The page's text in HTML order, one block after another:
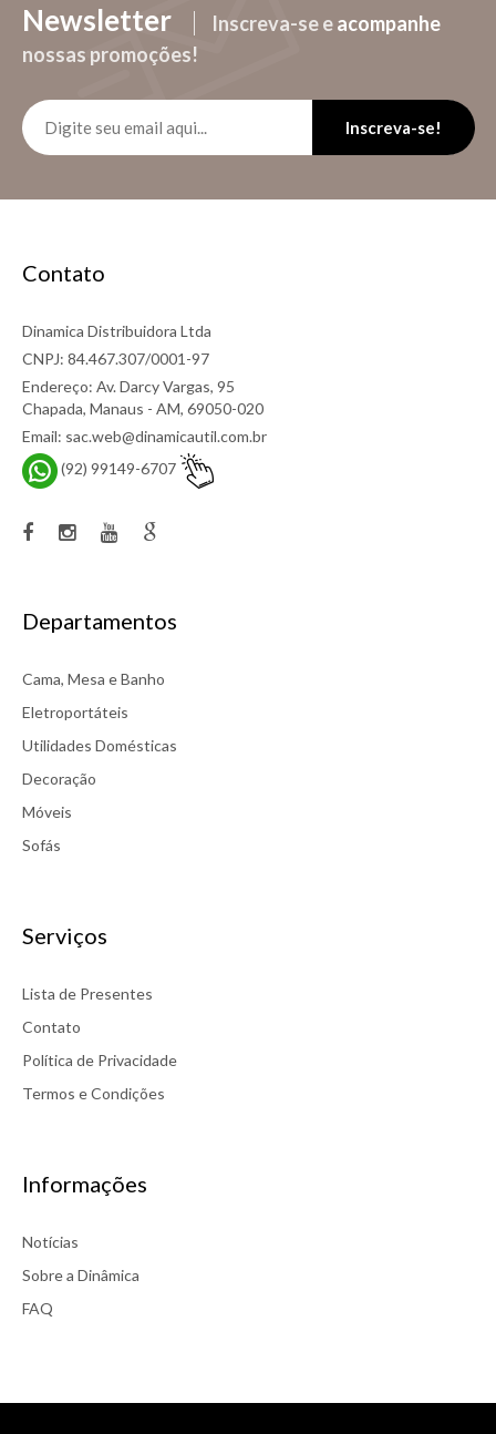
Newsletter Inscreva-se eacompanhe
nossas promoções!
Inscreva-se!
Contato
Dinamica Distribuidora Ltda
CNPJ: 84.467.307/0001-97
Endereço: Av. Darcy Vargas, 95
Chapada, Manaus - AM, 69050-020
Email: sac.web@dinamicautil.com.br
(92) 99149-6707
Departamentos
Cama, Mesa e Banho
Eletroportáteis
Utilidades Domésticas
Decoração
Móveis
Sofás
Serviços
Lista de Presentes
Contato
Política de Privacidade
Termos e Condições
Informações
Notícias
Sobre a Dinâmica
FAQ